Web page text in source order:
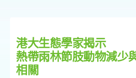
港大生態學家揭示
熱帶雨林節肢動物減少
相關